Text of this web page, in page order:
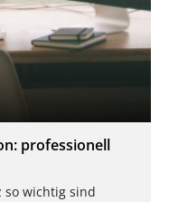
professionell
so wichtig sind